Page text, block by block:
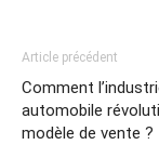
Article précédent
Comment
automobile
modèle de vente ?